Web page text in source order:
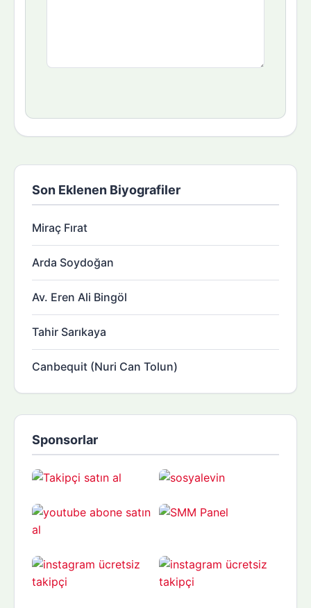
Son Eklenen Biyografiler
Miraç Fırat
Arda Soydoğan
Av. Eren Ali Bingöl
Tahir Sarıkaya
Canbequit (Nuri Can Tolun)
Sponsorlar